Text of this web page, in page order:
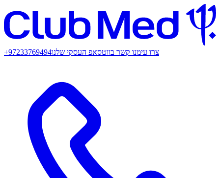
+97233769494צרו עימנו קשר בווטסאפ העסקי שלנו